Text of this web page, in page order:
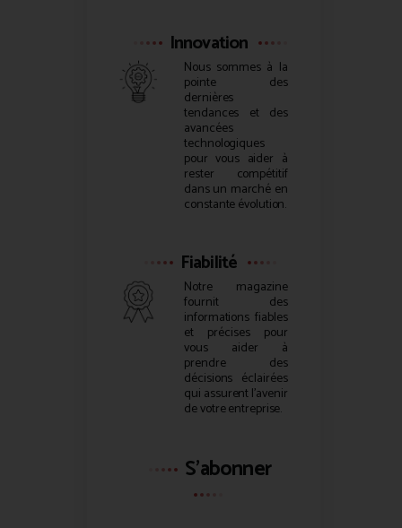
Innovation
Nous sommes à la
pointe des
dernières
tendances et des
avancées
technologiques
pour vous aider à
rester compétitif
dans un marché en
constante évolution.
Fiabilité
Notre magazine
fournit des
informations fiables
et précises pour
vous aider à
prendre des
décisions éclairées
qui assurent l’avenir
de votre entreprise.
S'abonner